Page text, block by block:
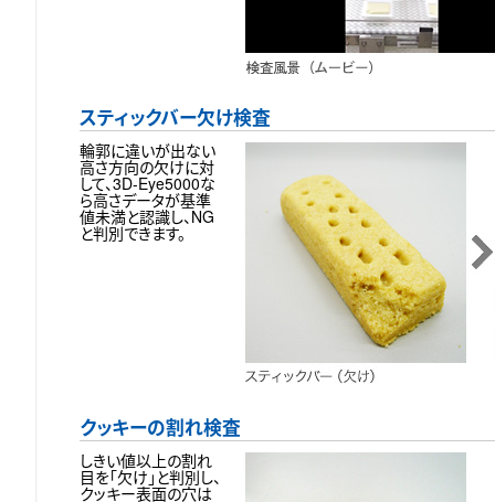
スティックバー欠け検査
輪郭に違いが出ない
高さ方向の欠けに対
して、3D-Eye5000な
ら高さデータが基準
値未満と認識し、NG
と判別できます。
クッキーの割れ検査
しきい値以上の割れ
目を「欠け」と判別し、
クッキー表面の穴は